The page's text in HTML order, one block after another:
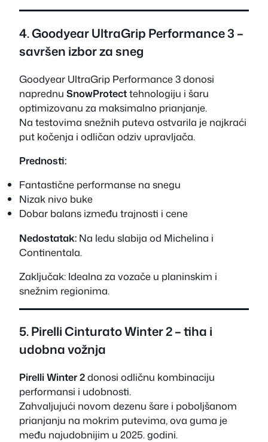
4. Goodyear UltraGrip Performance 3 –
savršen izbor za sneg
Goodyear UltraGrip Performance 3 donosi
naprednu SnowProtecttehnologiju i šaru
optimizovanu za maksimalno prianjanje.
Na testovima snežnih puteva ostvarila je najkraći
put kočenja i odličan odziv upravljača.
Prednosti:
Fantastične performanse na snegu
Nizak nivo buke
Dobar balans između trajnosti i cene
Nedostatak: Na ledu slabija od Michelina i
Continentala.
Zaključak: Idealna za vozače u planinskim i
snežnim regionima.
5. Pirelli Cinturato Winter 2 – tiha i
udobna vožnja
Pirelli Winter 2donosi odličnu kombinaciju
performansi i udobnosti.
Zahvaljujući novom dezenu šare i poboljšanom
prianjanju na mokrim putevima, ova guma je
među najudobnijim u 2025. godini.